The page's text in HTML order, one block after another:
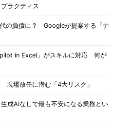
ラクティス
の負債に？ Googleが提案する「ナ
in Excel」がスキルに対応 何が
現場放任に潜む「4大リスク」
成AIなしで最も不安になる業務とい